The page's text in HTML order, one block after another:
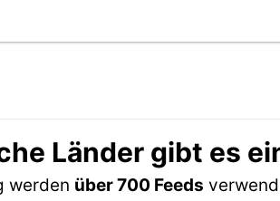
Länder gibt es
werden über 700 Feeds